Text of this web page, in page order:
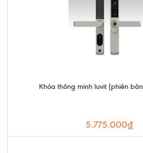
Khóa thông minh luvit (phiên
5.775.000₫